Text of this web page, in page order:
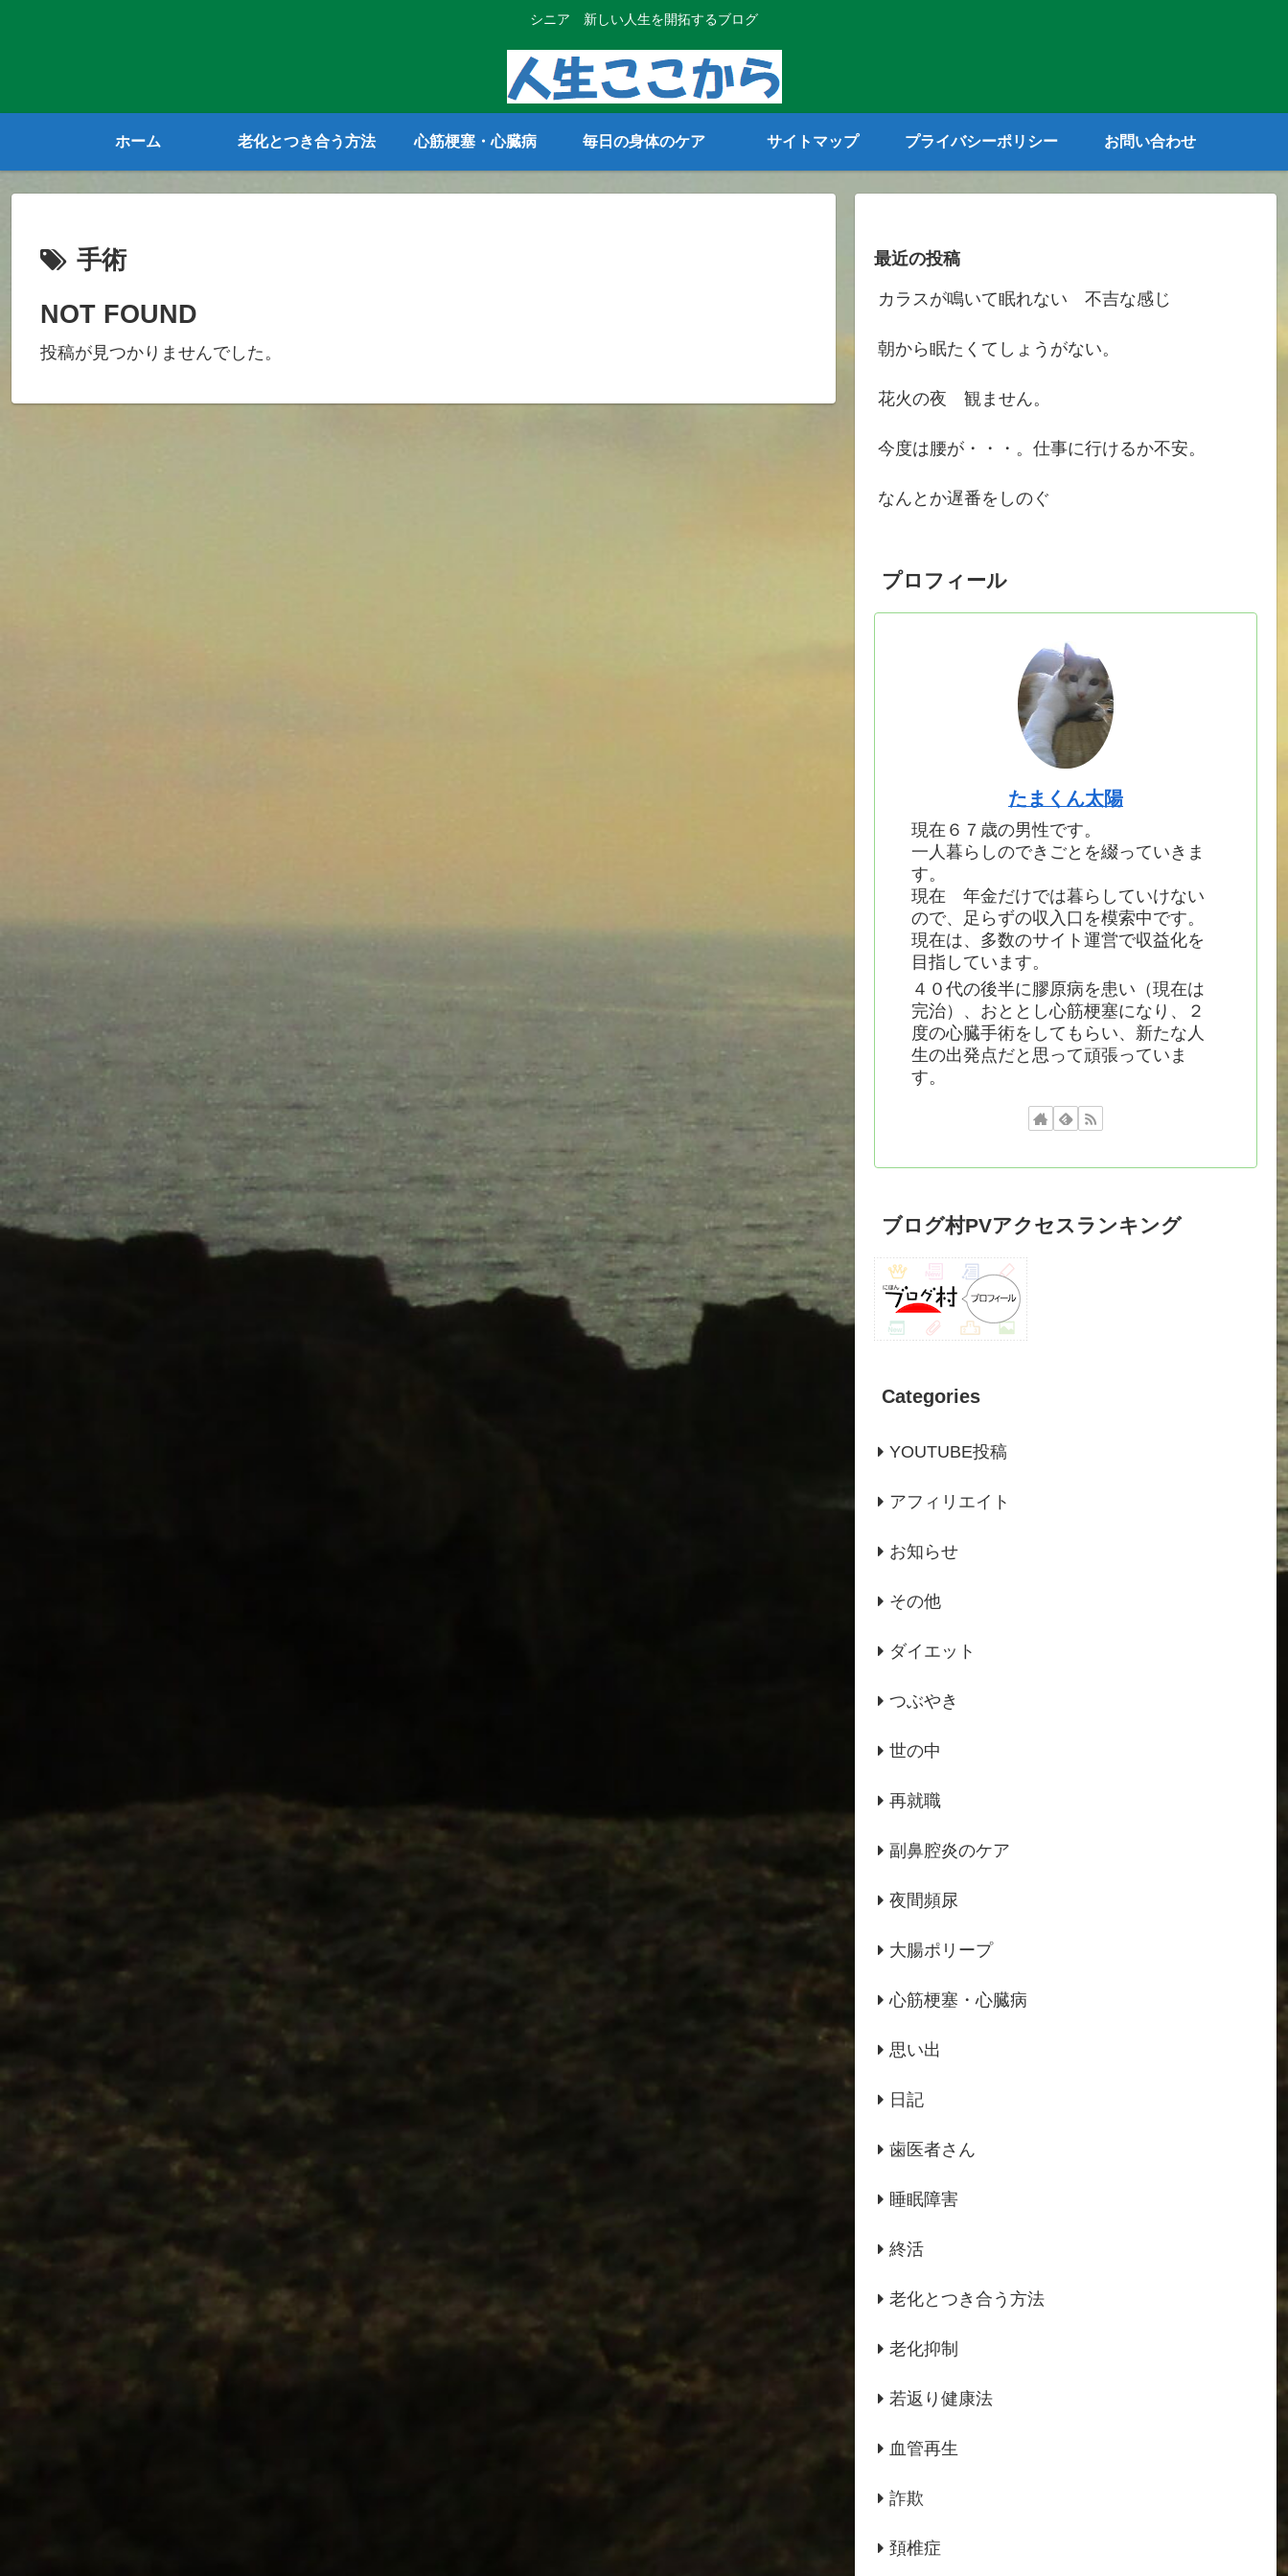
シニア 新しい人生を開拓するブログ
ホーム 老化とつき合う方法 心筋梗塞・心臓病 毎日の身体のケア サイトマップ プライバシーポリシー お問い合わせ
手術
NOT FOUND
投稿が見つかりませんでした。
最近の投稿
カラスが鳴いて眠れない 不吉な感じ
朝から眠たくてしょうがない。
花火の夜 観ません。
今度は腰が・・・。仕事に行けるか不安。
なんとか遅番をしのぐ
プロフィール
たまくん太陽
現在６７歳の男性です。
一人暮らしのできごとを綴っていきま
す。
現在 年金だけでは暮らしていけない
ので、足らずの収入口を模索中です。
現在は、多数のサイト運営で収益化を
目指しています。
４０代の後半に膠原病を患い（現在は
完治）、おととし心筋梗塞になり、２
度の心臓手術をしてもらい、新たな人
生の出発点だと思って頑張っていま
す。
ブログ村PVアクセスランキング
Categories
YOUTUBE投稿
アフィリエイト
お知らせ
その他
ダイエット
つぶやき
世の中
再就職
副鼻腔炎のケア
夜間頻尿
大腸ポリープ
心筋梗塞・心臓病
思い出
日記
歯医者さん
睡眠障害
終活
老化とつき合う方法
老化抑制
若返り健康法
血管再生
詐欺
頚椎症